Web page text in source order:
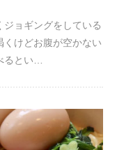
ョギングをしている
くけどお腹が空かない
るとい…